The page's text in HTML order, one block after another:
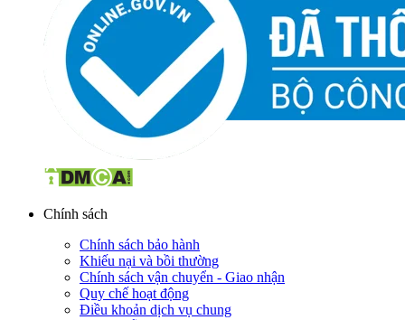
Chính sách
Chính sách bảo hành
Khiếu nại và bồi thường
Chính sách vận chuyển - Giao nhận
Quy chế hoạt động
Điều khoản dịch vụ chung